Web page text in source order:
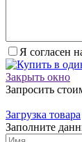
Я согласен
Закрыть окно
Запросить
Загрузка товара
Заполните